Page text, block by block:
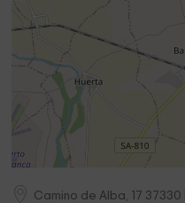
Camino de Alba, 17 37330